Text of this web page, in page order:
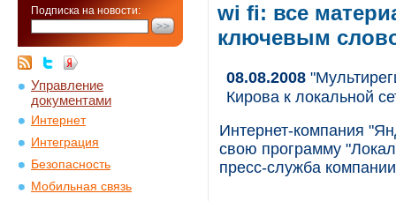
Подписка на новости:
Управление
документами
Интернет
Интеграция
Безопасность
Мобильная связь
wi fi: все
ключевым
08.08.2008
Кирова к локальной
Интернет-компания
свою программу
пресс-служба